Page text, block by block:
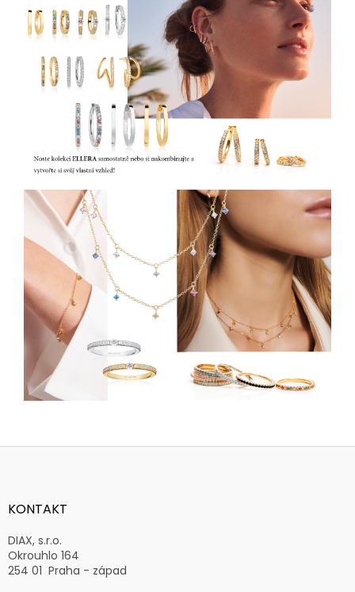
Z
aKONTAKT
DIAX, s.r.o.
Okrouhlo 164
254 01 Praha - západ